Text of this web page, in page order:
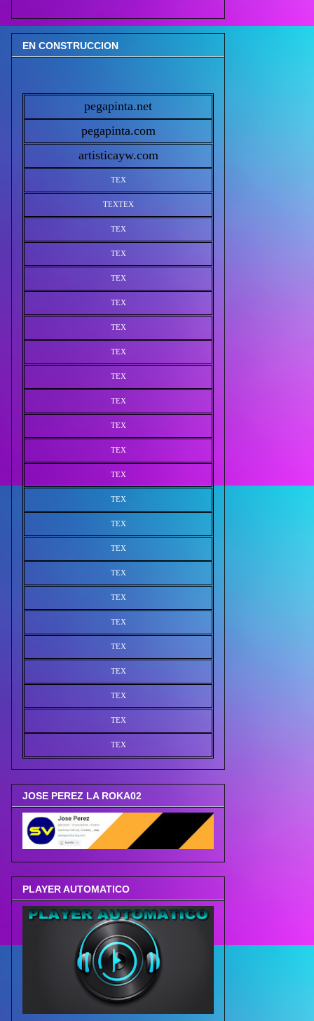
EN CONSTRUCCION
pegapinta.net
pegapinta.com
artisticayw.com
TEX
TEXTEX
TEX
TEX
TEX
TEX
TEX
TEX
TEX
TEX
TEX
TEX
TEX
TEX
TEX
TEX
TEX
TEX
TEX
TEX
TEX
TEX
TEX
TEX
JOSE PEREZ LA ROKA02
PLAYER AUTOMATICO